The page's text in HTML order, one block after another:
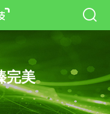
完美